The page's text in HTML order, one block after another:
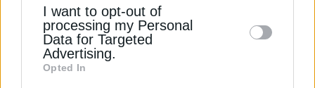
disclose it to other third parties.
I want to opt-out of
processing my Personal
Data for Targeted
Advertising.
Opted In
ΑΝΑΝΕΩΣΙΜΕΣ ΠΗΓΕΣ
Γαλλία: Ετοιμάζει μεγάλο διαγωνισμό για
υπεράκτια αιολικά ισχύος 10 GW